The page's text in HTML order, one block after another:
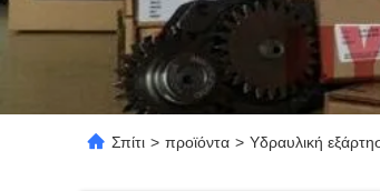
Σπίτι > προϊόντα > Υδραυλική